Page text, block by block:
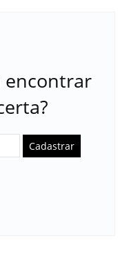
encontrar
Cadastrar